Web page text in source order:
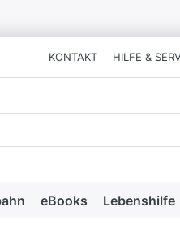
KONTAKT HILFE &
Sie tippen, erscheinen
eBooks Lebenshilfe